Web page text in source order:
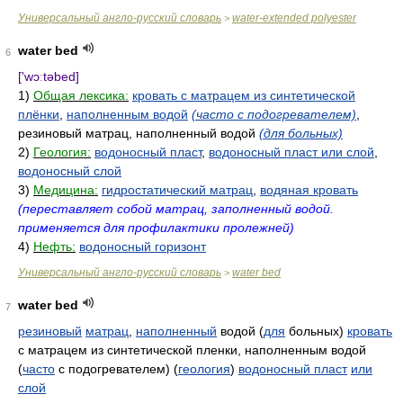
Универсальный англо-русский словарь > water-extended polyester
6
water bed
['wɔːtəbed]
1) Общая лексика: кровать с матрацем из синтетической
плёнки
наполненным водой (часто с подогревателем)
резиновый матрац, наполненный водой (для больных)
2) Геология: водоносный пласт, водоносный пласт или слой
водоносный слой
3) Медицина: гидростатический матрац
водяная кровать
(переставляет собой матрац, заполненный водой.
применяется для профилактики пролежней)
4) Нефть: водоносный горизонт
Универсальный англо-русский словарь > water bed
7
water bed
резиновый матрац наполненный водой (для больных) кровать
с матрацем из синтетической пленки, наполненным водой
(часто с подогревателем) (геология) водоносный пласт или
слой